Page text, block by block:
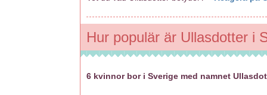
Hur populär är Ullasdotter i
6 kvinnor bor i Sverige med namnet